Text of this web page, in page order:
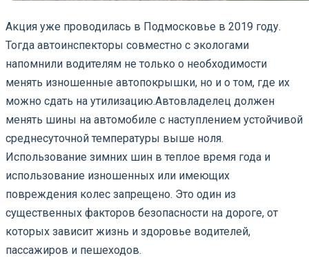
Акция уже проводилась в Подмосковье в 2019 году.
Тогда автоинспекторы совместно с экологами
напомнили водителям не только о необходимости
менять изношенные автопокрышки, но и о том, где их
можно сдать на утилизацию.Автовладелец должен
менять шины на автомобиле с наступлением устойчивой
среднесуточной температуры выше ноля.
Использование зимних шин в теплое время года и
использование изношенных или имеющих
повреждения колес запрещено. Это один из
существенных факторов безопасности на дороге, от
которых зависит жизнь и здоровье водителей,
пассажиров и пешеходов.